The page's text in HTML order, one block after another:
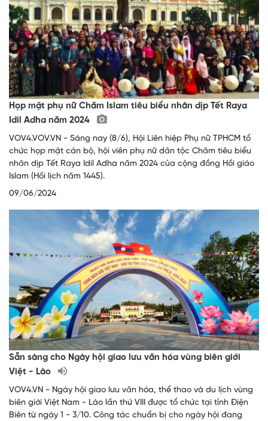
Họp mặt phụ nữ Chăm Islam tiêu biểu nhân dịp Tết Raya
Idil Adha năm 2024
VOV4.VOV.VN - Sáng nay (8/6), Hội Liên hiệp Phụ nữ TPHCM tổ
chức họp mặt cán bộ, hội viên phụ nữ dân tộc Chăm tiêu biểu
nhân dịp Tết Raya Idil Adha năm 2024 của cộng đồng Hồi giáo
Islam (Hồi lịch năm 1445).
09/06/2024
Sẵn sàng cho Ngày hội giao lưu văn hóa vùng biên giới
Việt - Lào
VOV4.VN - Ngày hội giao lưu văn hóa, thể thao và du lịch vùng
biên giới Việt Nam - Lào lần thứ VIII được tổ chức tại tỉnh Điện
Biên từ ngày 1 - 3/10. Công tác chuẩn bị cho ngày hội đang